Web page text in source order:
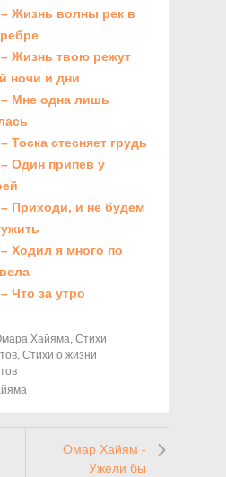
Жизнь волны рек в
Жизнь твою режут
ночи и дни
Мне одна лишь
Тоска стесняет грудь
Один припев у
Приходи, и не будем
Ходил я много по
Что за утро
Хайяма, Стихи
, Стихи о жизни
Омар Хайям -
Ужели бы